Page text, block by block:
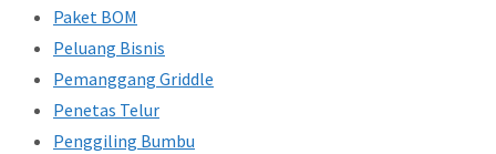
Paket BOM
Peluang Bisnis
Pemanggang Griddle
Penetas Telur
Penggiling Bumbu